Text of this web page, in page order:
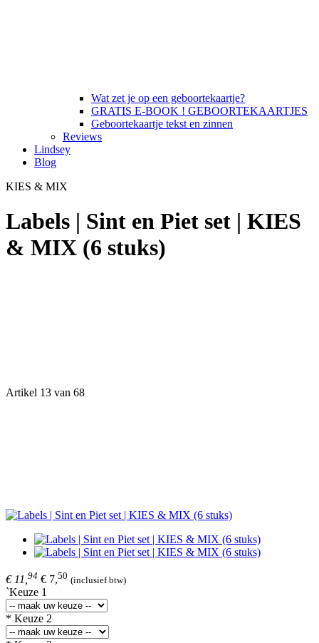
Wat zet je op een geboortekaartje?
GRATIS E-BOOK ! GEBOORTEKAARTJES
Geboortekaartje tekst en zinnen
Reviews
Lindsey
Blog
KIES & MIX
Labels | Sint en Piet set | KIES
& MIX (6 stuks)
Artikel 13 van 68
€ 11, 94 € 7,50 (inclusief btw)
`Keuze 1
* Keuze 2